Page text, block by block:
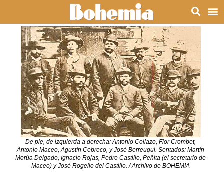
De pie, de izquierda a derecha: Antonio Collazo, Flor Crombet,
Antonio Maceo, Agustín Cebreco, y José Berreuqui. Sentados: Martín
Morúa Delgado, Ignacio Rojas, Pedro Castillo, Peñita (el secretario de
Maceo) y José Rogelio del Castillo. / Archivo de BOHEMIA